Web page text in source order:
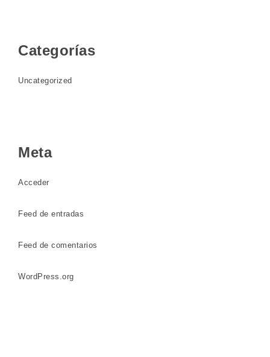
Categorías
Uncategorized
Meta
Acceder
Feed de entradas
Feed de comentarios
WordPress.org